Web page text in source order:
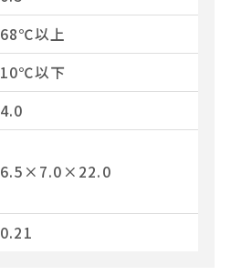
68℃以上
10℃以下
4.0
6.5×7.0×22.0
0.21